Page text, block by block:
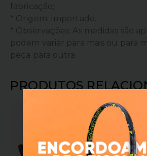
fabricação;
* Origem: Importado.
* Observações: As medidas são
podem variar para mais ou para
peça para outra
PRODUTOS